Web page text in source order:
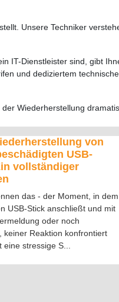
Unsere Techniker
IT-Dienstleister sind, gibt
und dediziertem
Wiederherstellung
von
USB-
vollständiger
das - der Moment, in dem
USB-Stick anschließt und mit
oder noch
keiner Reaktion konfrontiert
eine stressige S